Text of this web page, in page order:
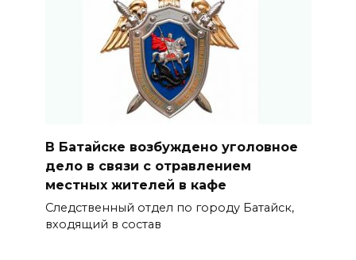
В Батайске возбуждено уголовное
дело в связи с отравлением
местных жителей в кафе
Следственный отдел по городу Батайск,
входящий в состав